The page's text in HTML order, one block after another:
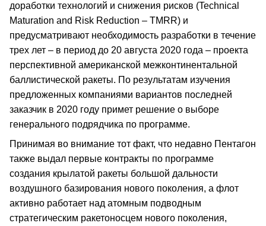
доработки технологий и снижения рисков (Technical
Maturation and Risk Reduction – TMRR) и
предусматривают необходимость разработки в течение
трех лет – в период до 20 августа 2020 года – проекта
перспективной американской межконтинентальной
баллистической ракеты. По результатам изучения
предложенных компаниями вариантов последней
заказчик в 2020 году примет решение о выборе
генерального подрядчика по программе.
Принимая во внимание тот факт, что недавно Пентагон
также выдал первые контракты по программе
создания крылатой ракеты большой дальности
воздушного базирования нового поколения, а флот
активно работает над атомным подводным
стратегическим ракетоносцем нового поколения,